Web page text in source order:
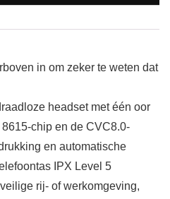
in om zeker te weten dat
headset met één oor
chip en de CVC8.0-
en automatische
IPX Level 5
rij- of werkomgeving,